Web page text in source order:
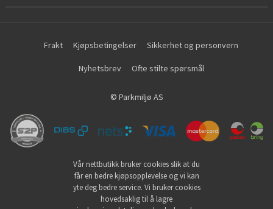
Frakt Kjøpsbetingelser Sikkerhet og personvern
Nyhetsbrev Ofte stilte spørsmål
© Parkmiljø AS
Vår nettbutikk bruker cookies slik at du
får en bedre kjøpsopplevelse og vi kan
yte deg bedre service. Vi bruker cookies
hovedsaklig til å lagre